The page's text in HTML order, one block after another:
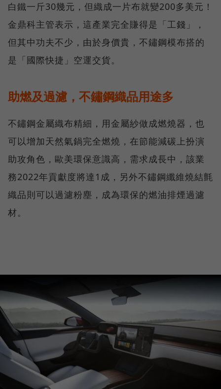
白鐵一斤30幾元，但織成一片布就變200多美元！
金鼎科主管表示，這產業完全賺得是「工錢」，
但其中功夫不少，由於身價貴，不鏽鋼模布搭的
是「國際快捷」空運交貨。
助燃及過濾，不鏽鋼織品用途多
不鏽鋼金屬織布精細，用金屬紗做成燃燒器，也
可以增加天然氣鍋完全燃燒，在節能減碳上扮演
助攻角色，歐美環保意識高，需求成長中，該業
務2022年貢獻度將達1成，另外不鏽鋼纖維燒結氈
織品則可以過濾粉塵，成為環保的燃油排煙過濾
材。